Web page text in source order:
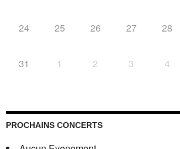
24 25 26 27 28
31 1 2 3 4
PROCHAINS CONCERTS